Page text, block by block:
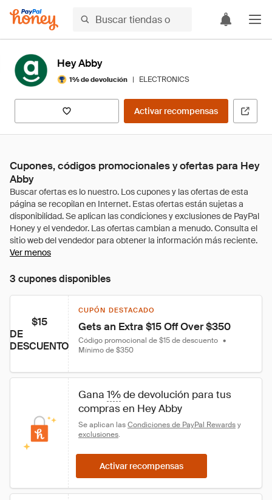
Hey Abby
1% de devolución | ELECTRONICS
Activar recompensas
Cupones, códigos promocionales y ofertas para Hey
Abby
Ver menos
3 cupones disponibles
$15
DE
DESCUENTO
CUPÓN DESTACADO
Gets an Extra $15 Off Over $350
Código promocional de $15 de descuento •
Mínimo de $350
Gana 1% de devolución para tus
compras en Hey Abby
Se aplican las Condiciones de PayPal Rewards y
exclusiones.
Activar recompensas